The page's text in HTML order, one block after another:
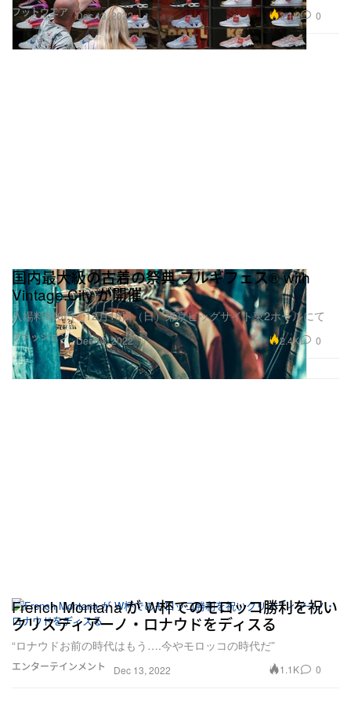
フットウエア Dec 13, 2022 3.1K 0
ファッション
国内最大級の古着の祭典 フルギフェス® with
Vintage.City が開催
入場料500円で12月18日（日）東京ビッグサイト東2ホールにて
Dec 13, 2022 2.4K 0
エンターテインメント
French Montana が W杯でのモロッコ勝利を祝い
クリスティアーノ・ロナウドをディスる
“ロナウドお前の時代はもう….今やモロッコの時代だ”
Dec 13, 2022 1.1K 0